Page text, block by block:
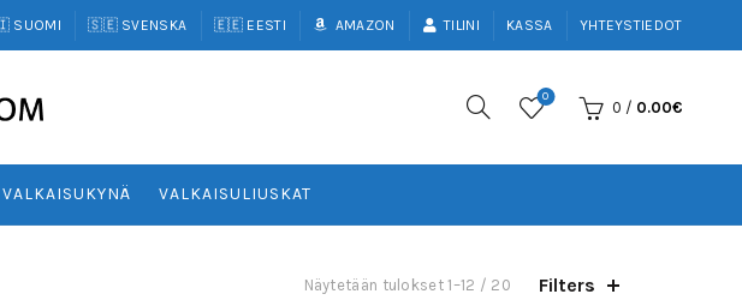
SUOMI 🇸🇪 SVENSKA 🇪🇪 EESTI AMAZON TILINI KASSA YHTEYSTIEDOT
0
0 / 0.00€
VALKAISUKYNÄ VALKAISULIUSKAT
Näytetään tulokset 1–12 / 20 SortedFilters